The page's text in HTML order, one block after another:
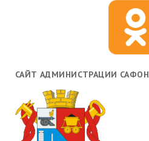
САЙТ АДМИНИСТРАЦИИ